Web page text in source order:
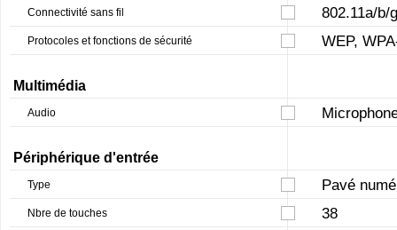
Connectivité sans fil 802.11a/b/
Protocoles et fonctions de sécurité WEP,
Multimédia
Audio
Périphérique d'entrée
Type Pavé
Nbre de touches 38